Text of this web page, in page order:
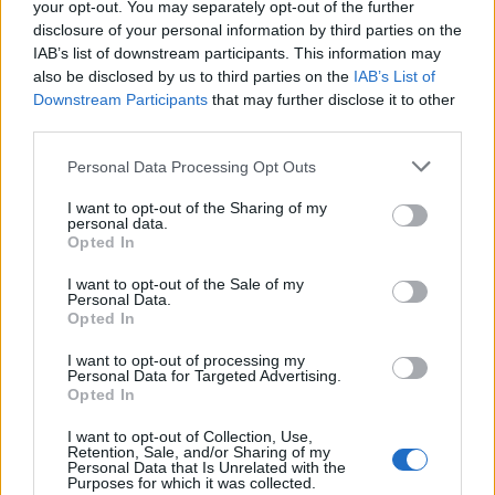
your opt-out. You may separately opt-out of the further
disclosure of your personal information by third parties on the
IAB’s list of downstream participants. This information may
also be disclosed by us to third parties on the IAB’s List of
Downstream Participants that may further disclose it to other
Personal Data Processing Opt Outs
I want to opt-out of the Sharing of my
personal data.
Opted In
I want to opt-out of the Sale of my
Personal Data.
Opted In
I want to opt-out of processing my
Personal Data for Targeted Advertising.
Opted In
I want to opt-out of Collection, Use,
Retention, Sale, and/or Sharing of my
Personal Data that Is Unrelated with the
Purposes for which it was collected.
Χρηματιστήριο: Πτώση κατά 0,59%, στα 320,42
εκατ. ευρώ ο τζίρος
ΟΙΚΟΝΟΜΙΑ
ΟΠΕΚΑ: Αύριο η δεύτερη πληρωμή των δικαιούχων
Κυβερνητική Επιτροπή Βιομηχανίας- Κ. Μητσοτάκης:
Στρατηγική προτεραιότητα η ενίσχυση της
βιομηχανίας
06/08/2026 - 17:18 ΠΟΛΙΤΙΚΗ
Κάρτας Αγρότη μέσω της ΕΑΕ 2026
06/08/2026 - 16:51
Eurobank: Εξελίξεις και προοπτικές στις αγορές
πετρελαίου και φυσικού αερίου στην Ευρώπη